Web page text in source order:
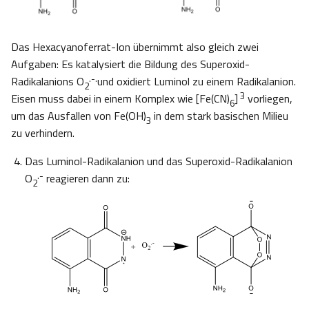
Das Hexacyanoferrat-Ion übernimmt also gleich zwei
Aufgaben: Es katalysiert die Bildung des Superoxid-
Radikalanions O2
.-.und oxidiert Luminol zu einem Radikalanion.
Eisen muss dabei in einem Komplex wie [Fe(CN)6] 3 vorliegen,
um das Ausfallen von Fe(OH)3 in dem stark basischen Milieu
zu verhindern.
Das Luminol-Radikalanion und das Superoxid-Radikalanion
O2
.- reagieren dann zu: